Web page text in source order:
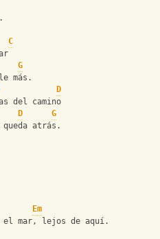
C
G
más.
D
del camino
D
G
queda atrás.
Em
mar, lejos de aquí.